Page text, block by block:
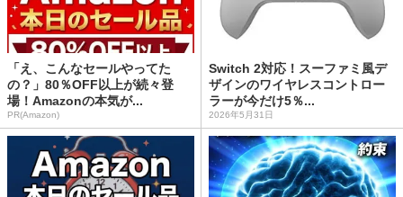
「え、こんなセールやってた
の？」80％OFF以上が続々登
場！Amazonの本気が...
PR(Amazon)
Switch 2対応！スーファミ風デ
ザインのワイヤレスコントロー
ラーが今だけ5％...
2026年5月31日